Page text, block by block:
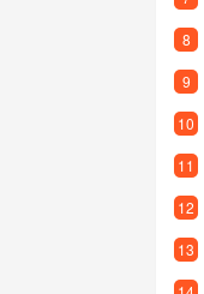
8
9
10
11
12
13